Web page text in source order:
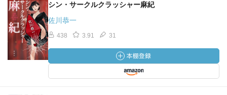
シン・サークルクラッシャー麻紀
佐川恭一
438 3.91 31